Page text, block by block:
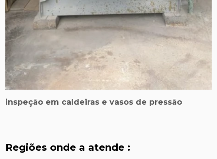
inspeção em caldeiras e vasos de pressão
Regiões onde a atende :